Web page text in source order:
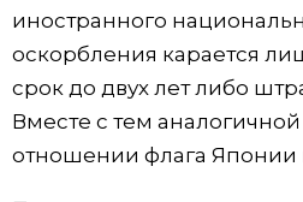
Жизнь
Технологии
иностранного
оскорбления карается
срок до двух лет либо
Вместе с тем
отношении флага Японии